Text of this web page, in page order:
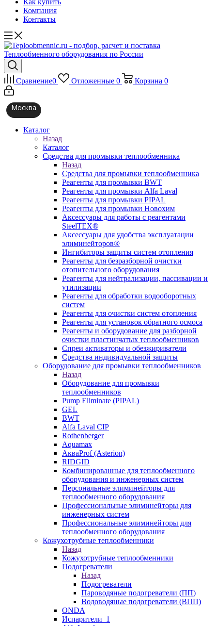
Как купить
Компания
Контакты
Сравнение0 Отложенные 0 Корзина 0
Москва
Каталог
Назад
Каталог
Средства для промывки теплообменника
Назад
Средства для промывки теплообменника
Реагенты для промывки BWT
Реагенты для промывки Alfa Laval
Реагенты для промывки PIPAL
Реагенты для промывки Новохим
Аксессуары для работы с реагентами
SteelTEX®
Аксессуары для удобства эксплуатации
элиминейторов®
Ингибиторы защиты систем отопления
Реагенты для безразборной очистки
отопительного оборудования
Реагенты для нейтрализации, пассивации и
утилизации
Реагенты для обработки водооборотных
систем
Реагенты для очистки систем отопления
Реагенты для установок обратного осмоса
Реагенты и оборудование для разборной
очистки пластинчатых теплообменников
Спреи активаторы и обезжириватели
Средства индивидуальной защиты
Оборудование для промывки теплообменников
Назад
Оборудование для промывки
теплообменников
Pump Eliminate (PIPAL)
GEL
BWT
Alfa Laval CIP
Rothenberger
Aquamax
АкваProf (Asterion)
RIDGID
Комбинированные для теплообменного
оборудования и инженерных систем
Персональные элиминейторы для
теплообменного оборудования
Профессиональные элиминейторы для
инженерных систем
Профессиональные элиминейторы для
теплообменного оборудования
Кожухотрубные теплообменники
Назад
Кожухотрубные теплообменники
Подогреватели
Назад
Подогреватели
Пароводяные подогреватели (ПП)
Водоводяные подогреватели (ВПП)
ONDA
Испарители_1